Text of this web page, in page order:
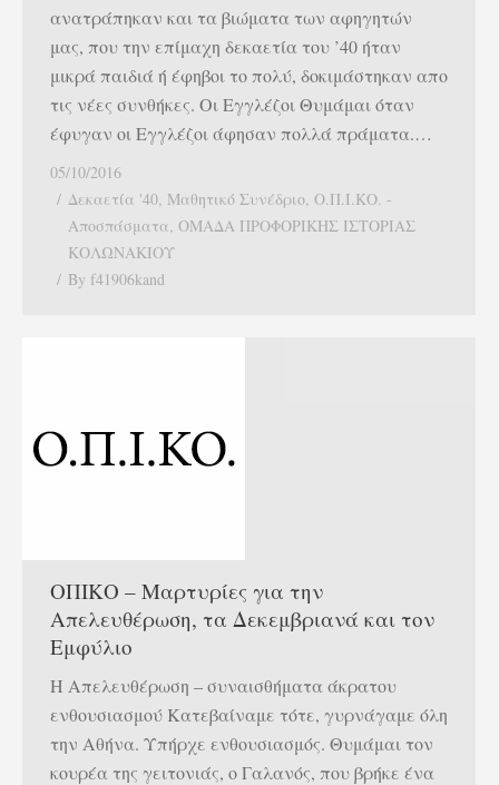
ανατράπηκαν και τα βιώματα των αφηγητών
μας, που την επίμαχη δεκαετία του ’40 ήταν
μικρά παιδιά ή έφηβοι το πολύ, δοκιμάστηκαν απο
τις νέες συνθήκες. Οι Εγγλέζοι Θυμάμαι όταν
έφυγαν οι Εγγλέζοι άφησαν πολλά πράματα.…
05/10/2016
Δεκαετία '40, Μαθητικό Συνέδριο, Ο.Π.Ι.ΚΟ. -
Αποσπάσματα, ΟΜΑΔΑ ΠΡΟΦΟΡΙΚΗΣ ΙΣΤΟΡΙΑΣ
ΚΟΛΩΝΑΚΙΟΥ
By f41906kand
ΟΠΙΚΟ – Μαρτυρίες για την
Απελευθέρωση, τα Δεκεμβριανά και τον
Εμφύλιο
Η Απελευθέρωση – συναισθήματα άκρατου
ενθουσιασμού Κατεβαίναμε τότε, γυρνάγαμε όλη
την Αθήνα. Υπήρχε ενθουσιασμός. Θυμάμαι τον
κουρέα της γειτονιάς, ο Γαλανός, που βρήκε ένα